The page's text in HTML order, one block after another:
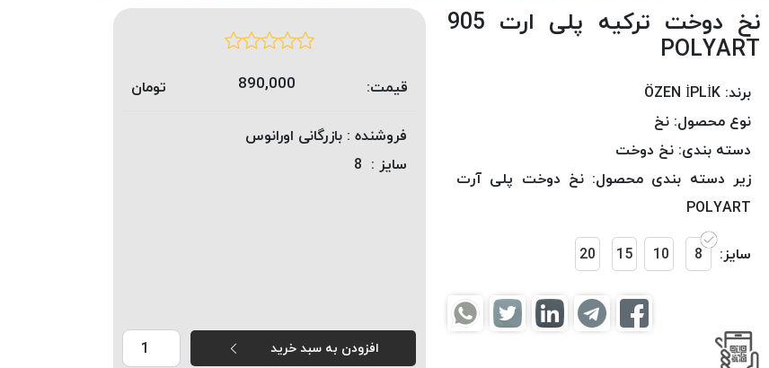
نخ دوخت ترکیه پلی ارت 905
POLYART
برند: ÖZEN İPLİK
نوع محصول: نخ
دسته بندی: نخ دوخت
زیر دسته بندی محصول: نخ دوخت پلی آرت
POLYART
سایز: 8
10
15
20
قیمت: 890,000
تومان
فروشنده : بازرگانی اورانوس
سایز :
افزودن به سبد خرید